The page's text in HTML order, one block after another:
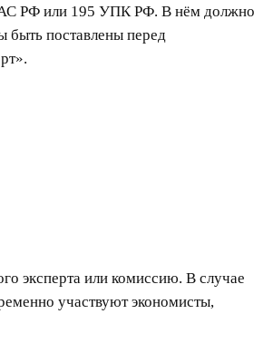
РФ или 195 УПК РФ. В нём должно
быть поставлены перед
эксперта или комиссию. В случае
участвуют экономисты,